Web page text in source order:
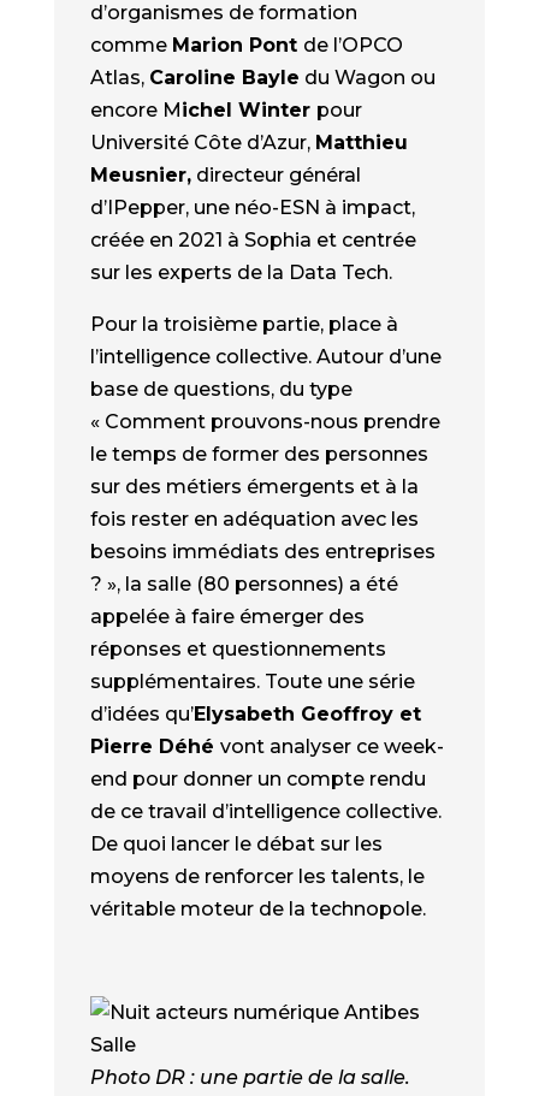
d’organismes de formation
comme Marion Pont de l’OPCO
Atlas, Caroline Bayle du Wagon ou
encore Michel Winter pour
Université Côte d’Azur, Matthieu
Meusnier, directeur général
d’IPepper, une néo-ESN à impact,
créée en 2021 à Sophia et centrée
sur les experts de la Data Tech.
Pour la troisième partie, place à
l’intelligence collective. Autour d’une
base de questions, du type
« Comment prouvons-nous prendre
le temps de former des personnes
sur des métiers émergents et à la
fois rester en adéquation avec les
besoins immédiats des entreprises
? », la salle (80 personnes) a été
appelée à faire émerger des
réponses et questionnements
supplémentaires. Toute une série
d’idées qu’Elysabeth Geoffroy et
Pierre Déhé vont analyser ce week-
end pour donner un compte rendu
de ce travail d’intelligence collective.
De quoi lancer le débat sur les
moyens de renforcer les talents, le
véritable moteur de la technopole.
Photo DR : une partie de la salle.